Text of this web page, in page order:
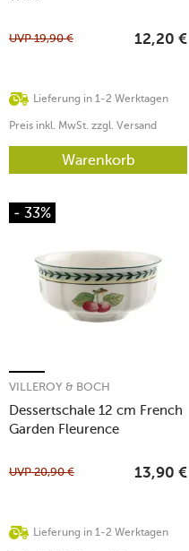
Lieferung in 1-2 Werktagen
UVP19,90 € 12,20 €
Preis inkl. MwSt. zzgl. Versand
Warenkorb
- 33%
Dessertschale 12 cm French
Garden Fleurence
VILLEROY & BOCH
Lieferung in 1-2 Werktagen
UVP20,90 € 13,90 €